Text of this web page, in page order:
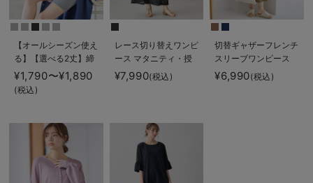
【オールシーズン使え
る】【選べる2丈】締
め付けない綿混リブス
トレートレギンス【産
¥1,790〜¥1,890
(税込)
レース切り替えワンピ
ース マタニティ・授
乳服 【出産後も長く
使える】
¥7,990(税込)
切替ギャザーフレンチ
スリーブワンピース
マタニティ・授乳服
【産後も長く着られ
¥6,990(税込)